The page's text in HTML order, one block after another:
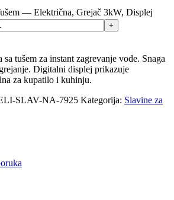
— Električna, Grejač 3kW, Displej
tušem za instant zagrevanje vode. Snaga
Digitalni displej prikazuje
za kupatilo i kuhinju.
SLAV-NA-7925 Kategorija: Slavine za